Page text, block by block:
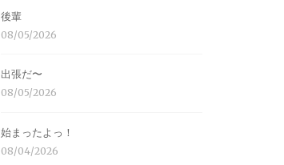
後輩
08/05/2026
出張だ〜
08/05/2026
始まったよっ！
08/04/2026